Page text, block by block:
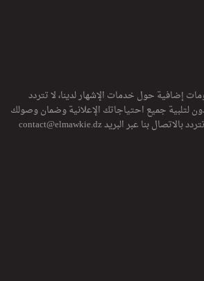
إضافية حول خدمات الإشهار لدينا، لا تتردد
لتلبية جميع احتياجاتك الإعلانية وضمان وصولك
بالاتصال بنا عبر البريدcontact@elmawkie.dz